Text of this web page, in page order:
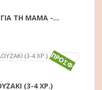
ΤΗ ΜΑΜΑ -...
(3-4 ΧΡ.)
ΠΡΟΣΦΟΡΆ!